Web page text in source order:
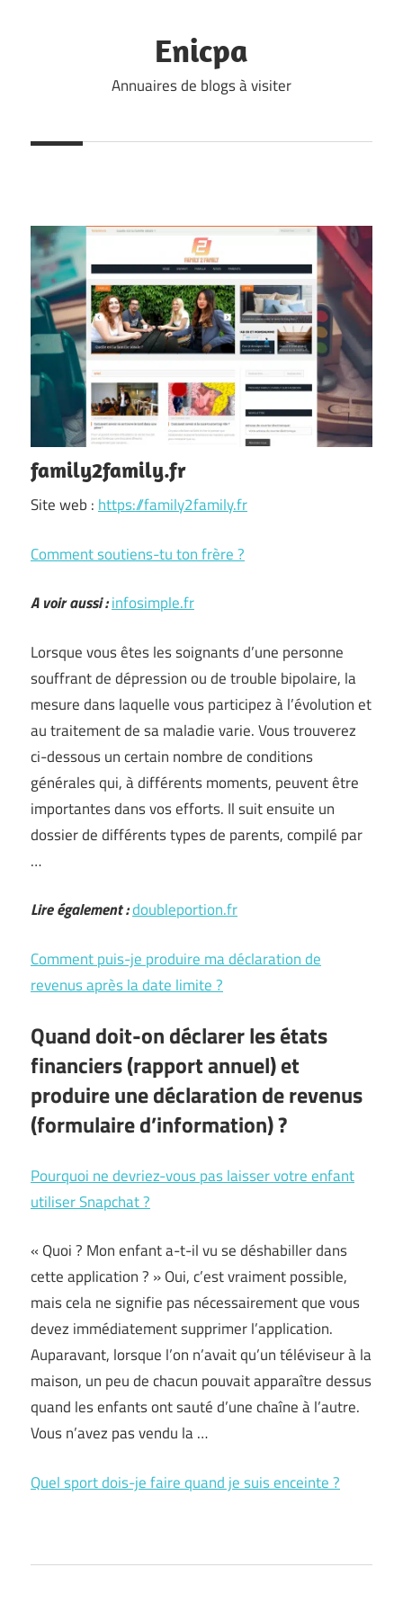
Enicpa
Annuaires de blogs à visiter
family2family.fr
Site web : https://family2family.fr
Comment soutiens-tu ton frère ?
A voir aussi :infosimple.fr
Lorsque vous êtes les soignants d’une personne
souffrant de dépression ou de trouble bipolaire, la
mesure dans laquelle vous participez à l’évolution et
au traitement de sa maladie varie. Vous trouverez
ci-dessous un certain nombre de conditions
générales qui, à différents moments, peuvent être
importantes dans vos efforts. Il suit ensuite un
dossier de différents types de parents, compilé par
…
Lire également :doubleportion.fr
Comment puis-je produire ma déclaration de
revenus après la date limite ?
Quand doit-on déclarer les états
financiers (rapport annuel) et
produire une déclaration de revenus
(formulaire d’information) ?
Pourquoi ne devriez-vous pas laisser votre enfant
utiliser Snapchat ?
« Quoi ? Mon enfant a-t-il vu se déshabiller dans
cette application ? » Oui, c’est vraiment possible,
mais cela ne signifie pas nécessairement que vous
devez immédiatement supprimer l’application.
Auparavant, lorsque l’on n’avait qu’un téléviseur à la
maison, un peu de chacun pouvait apparaître dessus
quand les enfants ont sauté d’une chaîne à l’autre.
Vous n’avez pas vendu la …
Quel sport dois-je faire quand je suis enceinte ?